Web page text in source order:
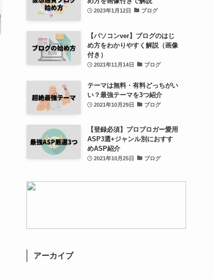
2023年1月12日 ブログ
【パソコンver】ブログのはじ
め方をわかりやすく解説（画像
付き）
2021年11月14日 ブログ
テーマは無料・有料どっちがい
い？最強テーマを3つ紹介
2021年10月29日 ブログ
【登録必須】プロブロガー愛用
ASP3選+ジャンル別におすす
めASP紹介
2021年10月25日 ブログ
アーカイブ